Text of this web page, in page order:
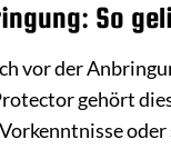
So
vor der
gehört